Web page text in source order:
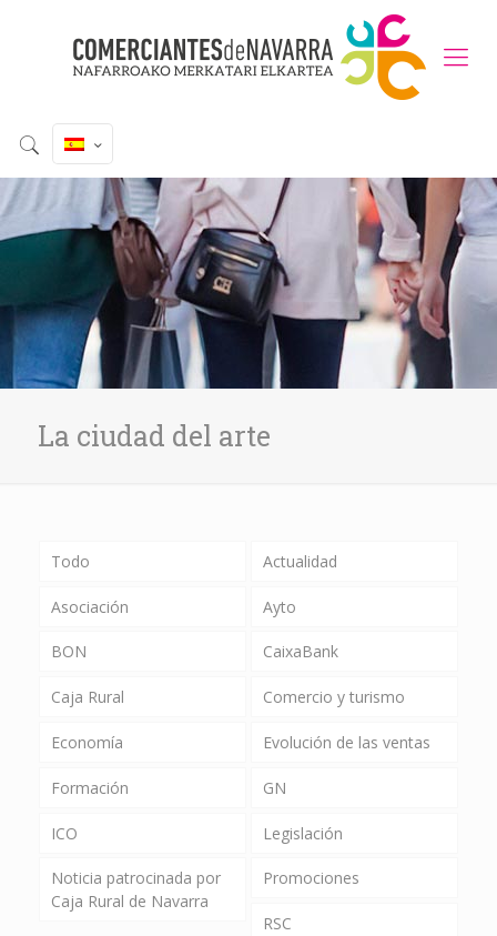
La ciudad del arte
Todo Actualidad
Asociación Ayto
BON CaixaBank
Caja Rural Comercio y turismo
Economía Evolución de las ventas
Formación GN
ICO Legislación
Noticia patrocinada por
Caja Rural de Navarra
Promociones
RSC